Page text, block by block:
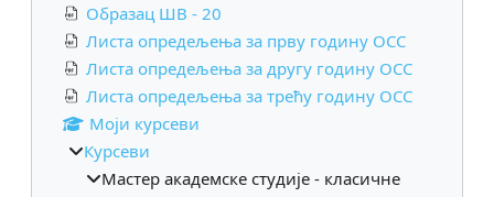
Образац ШВ - 20
Листа опредељења за прву годину ОСС
Листа опредељења за другу годину ОСС
Листа опредељења за трећу годину ОСС
Моји курсеви
Курсеви
Мастер академске студије - класичне